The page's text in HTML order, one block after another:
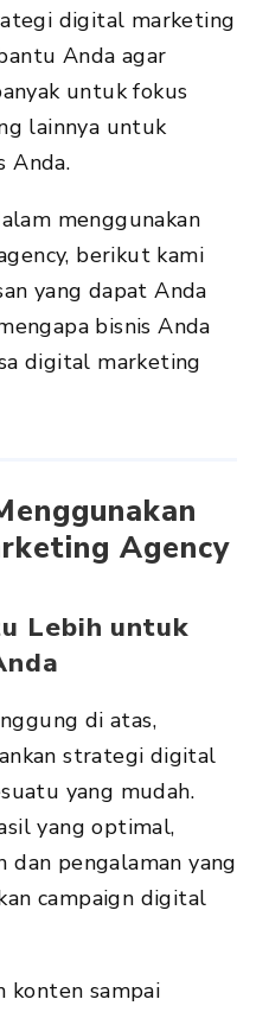
digital marketing
Anda agar
untuk fokus
lainnya untuk
Anda.
menggunakan
berikut kami
yang dapat Anda
bisnis Anda
digital marketing
Agency
Lebih untuk
di atas,
strategi digital
yang mudah.
yang optimal,
dan pengalaman yang
campaign digital
konten sampai